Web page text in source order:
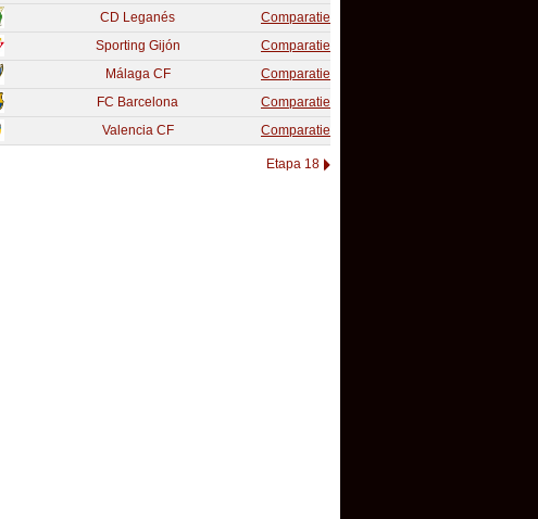
CD Leganés
Comparatie
Sporting Gijón
Comparatie
Málaga CF
Comparatie
FC Barcelona
Comparatie
Valencia CF Comparatie
Etapa 18